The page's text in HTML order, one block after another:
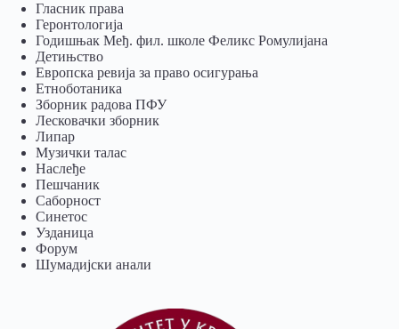
Гласник права
Геронтологија
Годишњак Међ. фил. школе Феликс Ромулијана
Детињство
Европска ревија за право осигурања
Eтноботаника
Зборник радова ПФУ
Лесковачки зборник
Липар
Музички талас
Наслеђе
Пешчаник
Саборност
Синетос
Узданица
Форум
Шумадијски анали